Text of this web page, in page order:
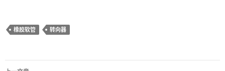
橡胶软管 转向器